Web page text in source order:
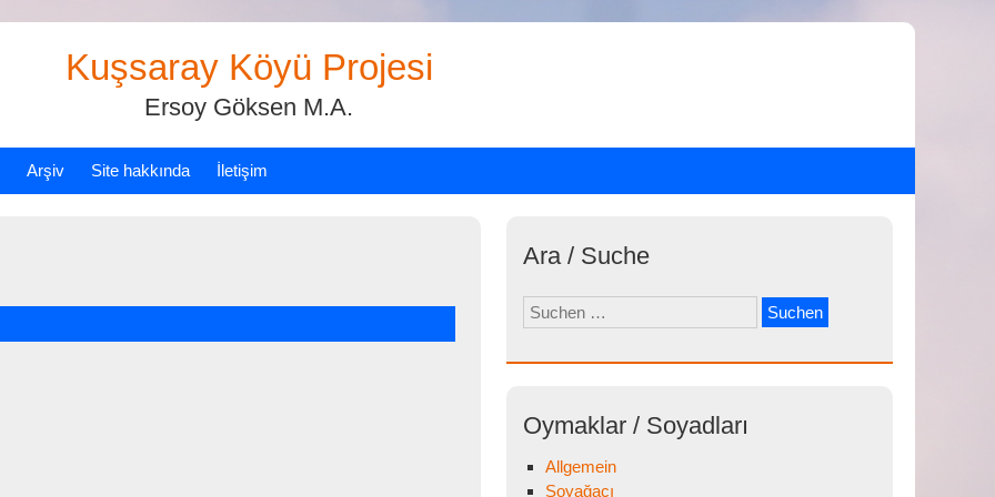
Kuşsaray Köyü Projesi
Ersoy Göksen M.A.
Arşiv Site hakkında İletişim
Ara / Suche
Suchen
nach:
Oymaklar / Soyadları
Allgemein
Soyağacı